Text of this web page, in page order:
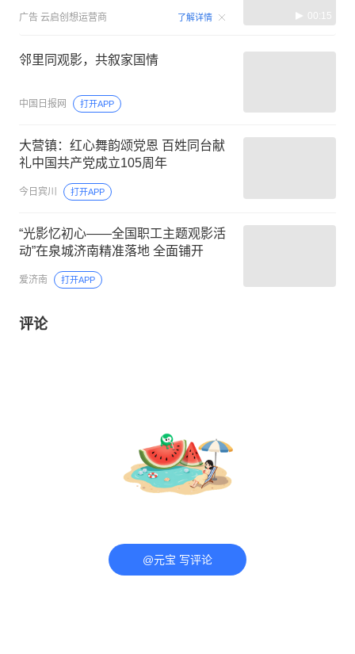
广告 云启创想运营商 了解详情 00:15
邻里同观影，共叙家国情
中国日报网 打开APP
大营镇：红心舞韵颂党恩 百姓同台献
礼中国共产党成立105周年
今日宾川 打开APP
“光影忆初心——全国职工主题观影活
动”在泉城济南精准落地 全面铺开
爱济南 打开APP
评论
@元宝 写评论